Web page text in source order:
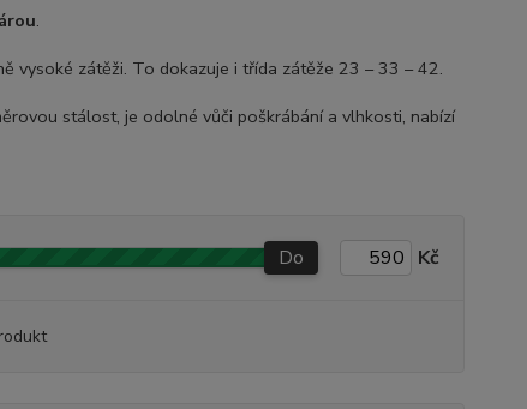
.
vysoké zátěži. To dokazuje i třída zátěže 23 – 33 – 42.
stálost, je odolné vůči poškrábání a vlhkosti, nabízí
Do Kč